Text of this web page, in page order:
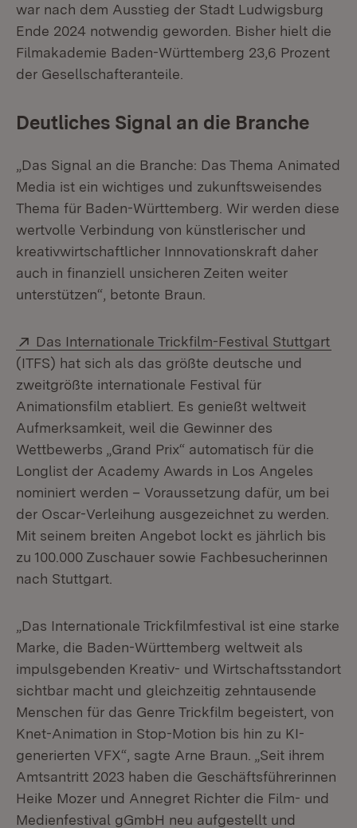
war nach dem Ausstieg der Stadt Ludwigsburg
Ende 2024 notwendig geworden. Bisher hielt die
Filmakademie Baden-Württemberg 23,6 Prozent
der Gesellschafteranteile.
Deutliches Signal an die Branche
„Das Signal an die Branche: Das Thema Animated
Media ist ein wichtiges und zukunftsweisendes
Thema für Baden-Württemberg. Wir werden diese
wertvolle Verbindung von künstlerischer und
kreativwirtschaftlicher Innnovationskraft daher
auch in finanziell unsicheren Zeiten weiter
unterstützen“, betonte Braun.
Extern:
Das Internationale Trickfilm-Festival Stuttgart
(ITFS) hat sich als das größte deutsche und
zweitgrößte internationale Festival für
Animationsfilm etabliert. Es genießt weltweit
Aufmerksamkeit, weil die Gewinner des
Wettbewerbs „Grand Prix“ automatisch für die
Longlist der Academy Awards in Los Angeles
nominiert werden – Voraussetzung dafür, um bei
der Oscar-Verleihung ausgezeichnet zu werden.
Mit seinem breiten Angebot lockt es jährlich bis
zu 100.000 Zuschauer sowie Fachbesucherinnen
nach Stuttgart.
„Das Internationale Trickfilmfestival ist eine starke
Marke, die Baden-Württemberg weltweit als
impulsgebenden Kreativ- und Wirtschaftsstandort
sichtbar macht und gleichzeitig zehntausende
Menschen für das Genre Trickfilm begeistert, von
Knet-Animation in Stop-Motion bis hin zu KI-
generierten VFX“, sagte Arne Braun. „Seit ihrem
Amtsantritt 2023 haben die Geschäftsführerinnen
Heike Mozer und Annegret Richter die Film- und
Medienfestival gGmbH neu aufgestellt und